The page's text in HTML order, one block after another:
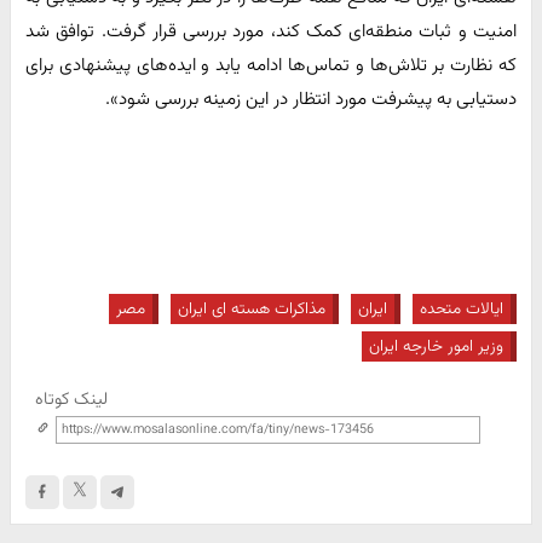
امنیت و ثبات منطقه‌ای کمک کند، مورد بررسی قرار گرفت. توافق شد
که نظارت بر تلاش‌ها و تماس‌ها ادامه یابد و ایده‌های پیشنهادی برای
دستیابی به پیشرفت مورد انتظار در این زمینه بررسی شود».
ایالات متحده ایران مذاکرات هسته ای ایران
مصر
وزیر امور خارجه ایران
لینک کوتاه